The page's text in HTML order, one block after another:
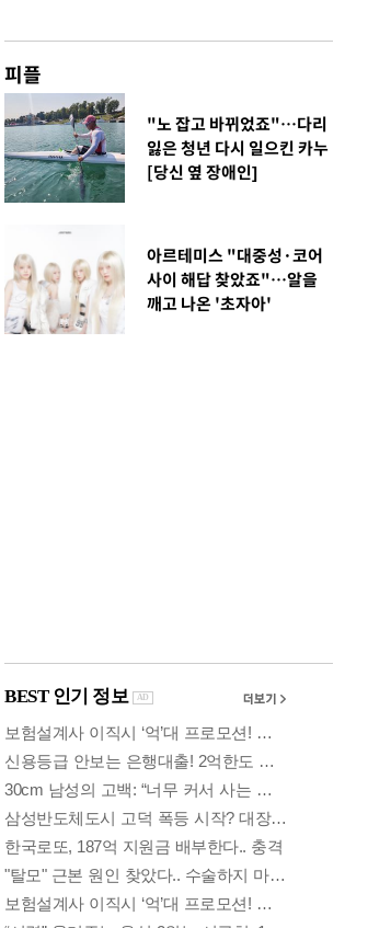
피플
"노 잡고 바뀌었죠"…다리
잃은 청년 다시 일으킨 카누
[당신 옆 장애인]
아르테미스 "대중성·코어
사이 해답 찾았죠"…알을
깨고 나온 '초자아'